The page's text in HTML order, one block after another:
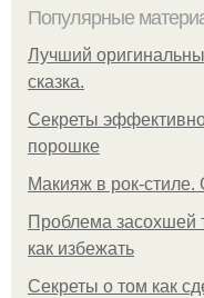
Популярные
Лучший
сказка.
Секреты
порошке
Макияж в рок-стиле.
Проблема засохшей
как избежать
Секреты о том как